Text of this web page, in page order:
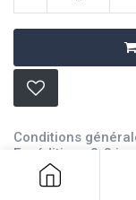
Conditions
Expédition : 2-3
37,87